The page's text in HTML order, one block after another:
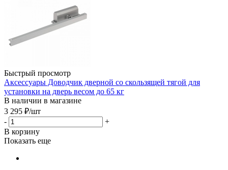
Быстрый просмотр
Аксессуары Доводчик дверной со скользящей тягой для
установки на дверь весом до 65 кг
В наличии в магазине
3 295 ₽/шт
-
+
В корзину
Показать еще